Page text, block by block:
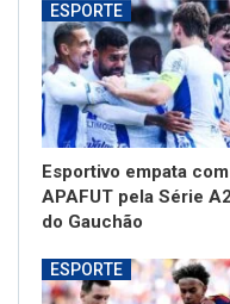
ESPORTE
Esportivo empata
APAFUT pela Série A2
do Gauchão
ESPORTE